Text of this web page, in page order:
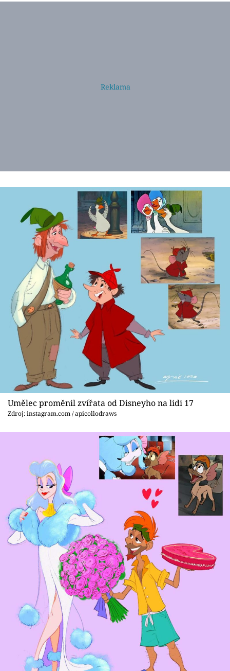
Umělec proměnil zvířata od Disneyho na lidi 17
Zdroj: instagram.com / apicollodraws